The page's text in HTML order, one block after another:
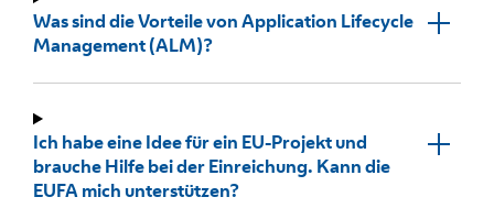
Was sind die Vorteile von Application Lifecycle
Management (ALM)?
Ich habe eine Idee für ein EU-Projekt und
brauche Hilfe bei der Einreichung. Kann die
EUFA mich unterstützen?